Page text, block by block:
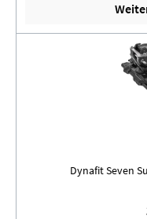
Dynafit Seven